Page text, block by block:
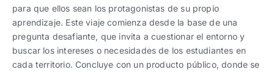
para que ellos sean los protagonistas de su propio
aprendizaje. Este viaje comienza desde la base de una
pregunta desafiante, que invita a cuestionar el entorno y
buscar los intereses o necesidades de los estudiantes en
cada territorio. Concluye con un producto público, donde se